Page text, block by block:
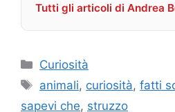
Tutti gli articoli di Andrea
Categorie
Curiosità
Tag
animali, curiosità,fatti
sapevi che, struzzo